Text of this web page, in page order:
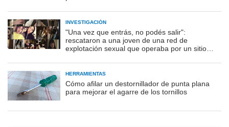
INVESTIGACIÓN
"Una vez que entrás, no podés salir":
rescataron a una joven de una red de
explotación sexual que operaba por un sitio
HERRAMIENTAS
Cómo afilar un destornillador de punta plana
para mejorar el agarre de los tornillos